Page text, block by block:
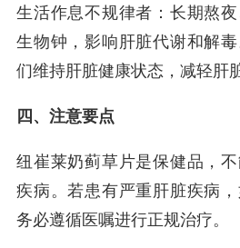
生活作息不规律者：长期熬
生物钟，影响肝脏代谢和解
们维持肝脏健康状态，减轻肝
四、注意要点
纽崔莱奶蓟草片是保健品，
疾病。若患有严重肝脏疾病，
务必遵循医嘱进行正规治疗。